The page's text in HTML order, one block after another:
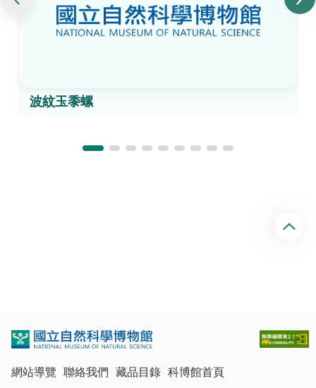
波紋玉黍螺
網站導覽 聯絡我們 藏品目錄 科博館首頁
回
頂
端